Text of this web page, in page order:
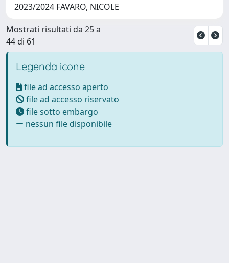
2023/2024 FAVARO, NICOLE
Mostrati risultati da 25 a
44 di 61
Legenda icone
file ad accesso aperto
file ad accesso riservato
file sotto embargo
nessun file disponibile